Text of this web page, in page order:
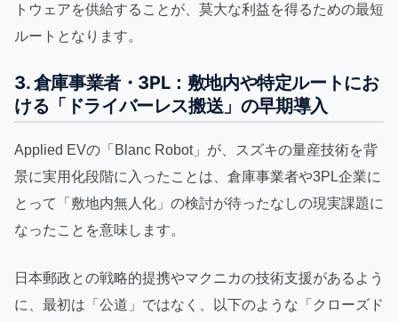
トウェアを供給することが、莫大な利益を得るための最短
ルートとなります。
3. 倉庫事業者・3PL：敷地内や特定ルートにお
ける「ドライバーレス搬送」の早期導入
Applied EVの「Blanc Robot」が、スズキの量産技術を背
景に実用化段階に入ったことは、倉庫事業者や3PL企業に
とって「敷地内無人化」の検討が待ったなしの現実課題に
なったことを意味します。
日本郵政との戦略的提携やマクニカの技術支援があるよう
に、最初は「公道」ではなく、以下のような「クローズド